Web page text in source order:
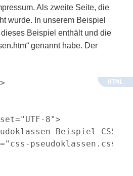
Als zweite Seite, die
wurde. In unserem Beispiel
Beispiel enthält und die
genannt habe. Der
8">
Beispiel CSS 1
pseudoklassen.css"